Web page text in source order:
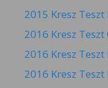
2015 Kresz
2016 Kresz
2016 Kresz
2016 Kresz